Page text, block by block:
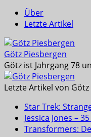
Über
Letzte Artikel
Götz Piesbergen
Götz ist Jahrgang 78
Letzte Artikel von
Star Trek:
Jessica Jones –
Transformers: